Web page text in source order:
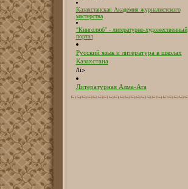
Казахстанская Академия журналистского
мастерства
"Книголюб" - литературно-художественный
портал
Русский язык и литература в школах
Казахстана
/li>
Литературная Алма-Ата